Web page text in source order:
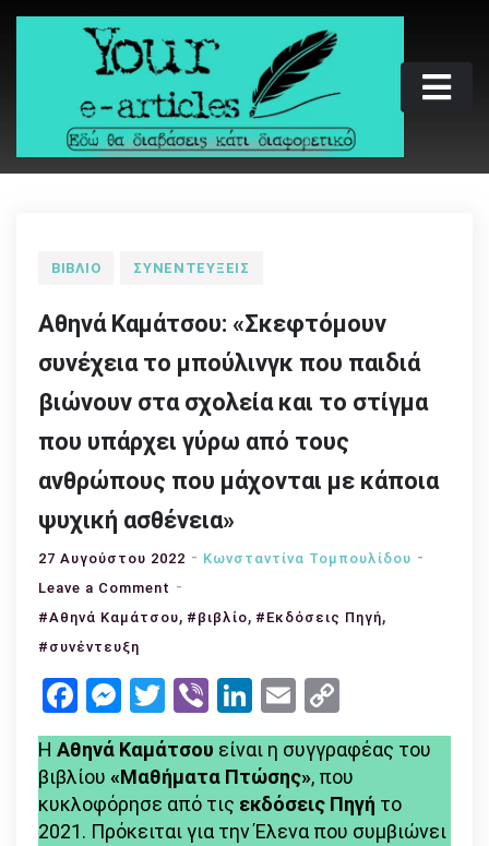
Skip
Your e-articles
Εδώ θα διαβάσεις κάτι διαφορετικό
ΒΙΒΛΊΟ ΣΥΝΕΝΤΕΎΞΕΙΣ
Αθηνά Καμάτσου: «Σκεφτόμουν
συνέχεια το μπούλινγκ που παιδιά
βιώνουν στα σχολεία και το στίγμα
που υπάρχει γύρω από τους
ανθρώπους που μάχονται με κάποια
ψυχική ασθένεια»
27 Αυγούστου 2022
Κωνσταντίνα Τομπουλίδου
Leave a Comment on
Αθηνά
συνέχεια
μπούλινγκ
που
παιδιά
βιώνουν
#Αθηνά Καμάτσου, #βιβλίο, #Εκδόσεις Πηγή,
#συνέντευξη
Facebook
Messenger
Twitter
ViberLinkedIn
Email
Link
Η Αθηνά Καμάτσου είναι η συγγραφέας του
βιβλίου «Μαθήματα Πτώσης», που
κυκλοφόρησε από τις εκδόσεις Πηγή το
2021. Πρόκειται για την Έλενα που συμβιώνει